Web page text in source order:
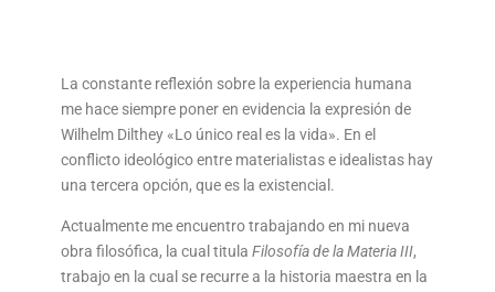
La constante reflexión sobre la experiencia humana
me hace siempre poner en evidencia la expresión de
Wilhelm Dilthey «Lo único real es la vida». En el
conflicto ideológico entre materialistas e idealistas hay
una tercera opción, que es la existencial.
Actualmente me encuentro trabajando en mi nueva
obra filosófica, la cual titula Filosofía de la Materia III,
trabajo en la cual se recurre a la historia maestra en la